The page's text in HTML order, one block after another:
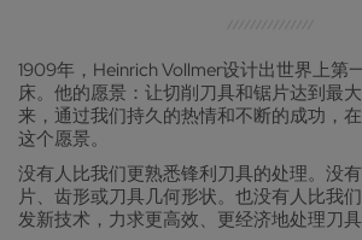
1909年，Heinrich Vollmer设计出世界上第
床。他的愿景：让切削刀具和锯片达到最
来，通过我们持久的热情和不断的成功，
这个愿景。
没有人比我们更熟悉锋利刀具的处理。没
片、齿形或刀具几何形状。也没有人比我
发新技术，力求更高效、更经济地处理刀具